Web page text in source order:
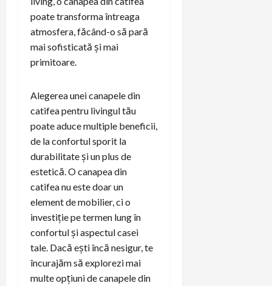
poate transforma întreaga
atmosfera, făcând-o să pară
mai sofisticată și mai
primitoare.
Alegerea unei canapele din
catifea pentru livingul tău
poate aduce multiple beneficii,
de la confortul sporit la
durabilitate și un plus de
estetică. O canapea din
catifea nu este doar un
element de mobilier, ci o
investiție pe termen lung în
confortul și aspectul casei
tale. Dacă ești încă nesigur, te
încurajăm să explorezi mai
multe opțiuni de canapele din